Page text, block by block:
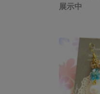
展示中